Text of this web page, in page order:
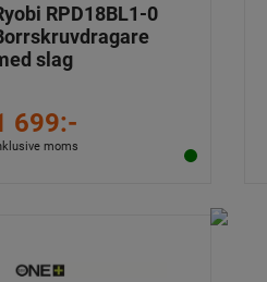
RPD18BL1-0
slag
699:-
moms